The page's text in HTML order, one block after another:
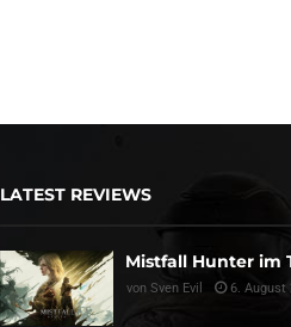
LATEST REVIEWS
Mistfall Hunter im
von Sven Evil 6. August